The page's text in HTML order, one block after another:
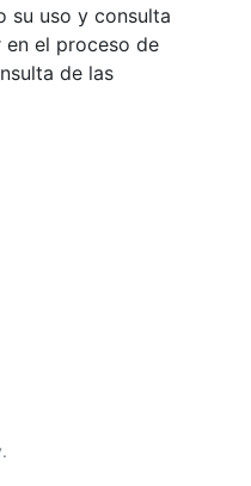
su uso y consulta
en el proceso de
de las